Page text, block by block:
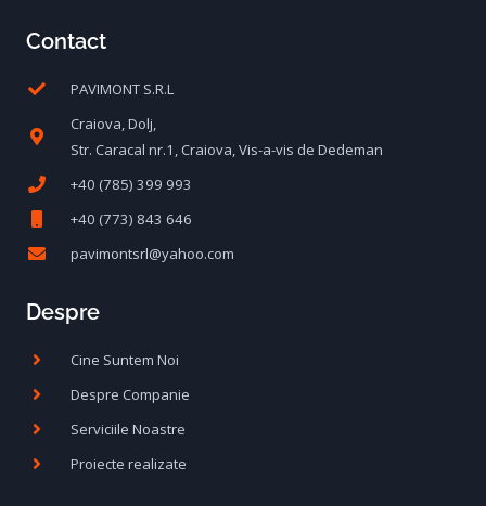
Contact
PAVIMONT S.R.L
Craiova, Dolj,
Str. Caracal nr.1, Craiova, Vis-a-vis de Dedeman
+40 (785) 399 993
+40 (773) 843 646
pavimontsrl@yahoo.com
Despre
Cine Suntem Noi
Despre Companie
Serviciile Noastre
Proiecte realizate